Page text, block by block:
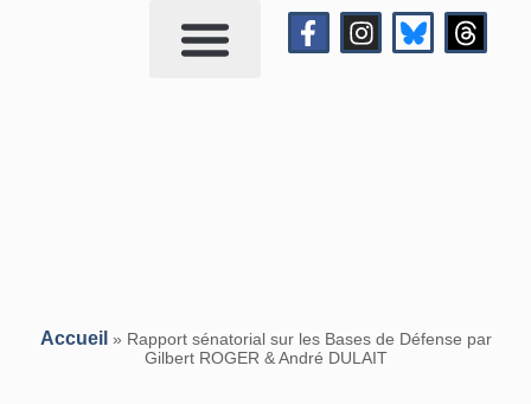
Accueil » Rapport sénatorial sur les Bases de Défense par
Gilbert ROGER & André DULAIT